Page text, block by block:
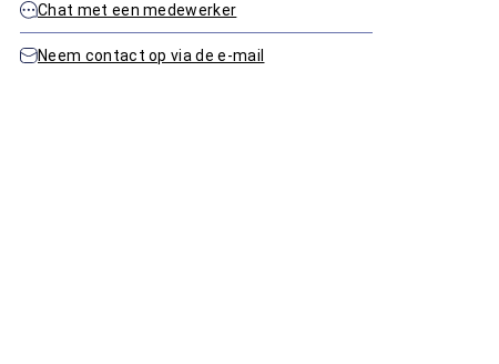
Chat met een medewerker
Neem contact op via de e-mail